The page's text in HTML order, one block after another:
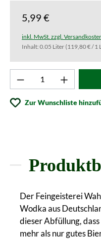
5,99 €
inkl. MwSt. zzgl.
Inhalt: 0.05 Liter(119,80 € / 1
Produkt Anzahl:
Zur Wunschliste
Der Feingeisterei
Wodka aus
dieser Abfüllung,
mehr als nur gutes